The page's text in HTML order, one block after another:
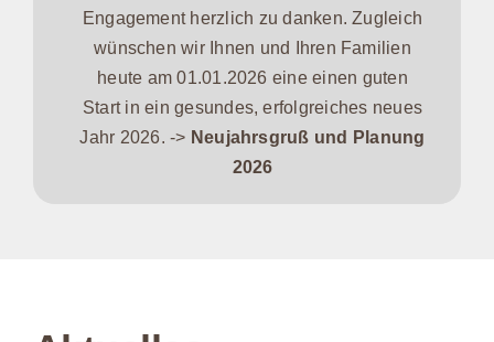
Engagement herzlich zu danken. Zugleich
wünschen wir Ihnen und Ihren Familien
heute am 01.01.2026 eine einen guten
Start in ein gesundes, erfolgreiches neues
Jahr 2026. -> Neujahrsgruß und Planung
2026